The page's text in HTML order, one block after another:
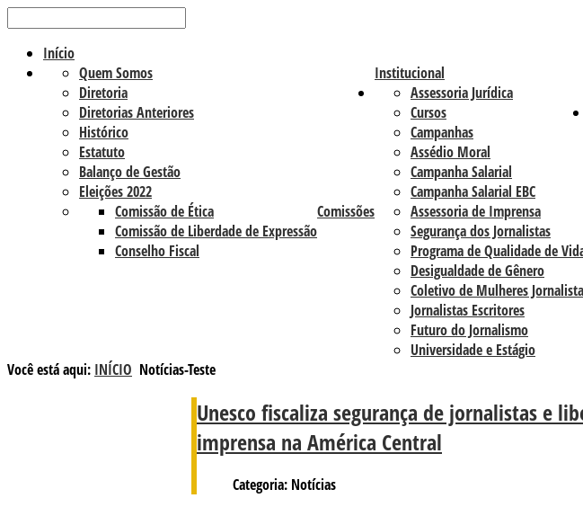
Início
Institucional
Quem Somos
Diretoria
Diretorias Anteriores
Histórico
Estatuto
Balanço de Gestão
Eleições 2022
Comissões
Comissão de Ética
Comissão de Liberdade de Expressão
Conselho Fiscal
Assessoria Jurídica
Cursos
Campanhas
Assédio Moral
Campanha Salarial
Campanha Salarial EBC
Assessoria de Imprensa
Segurança dos Jornalistas
Programa de Qualidade de
Desigualdade de Gênero
Coletivo de Mulheres
Jornalistas Escritores
Futuro do Jornalismo
Universidade e Estágio
Você está aqui: INÍCIO Notícias-Teste
Unesco fiscaliza segurança de jornalistas e
imprensa na América Central
Categoria: Notícias